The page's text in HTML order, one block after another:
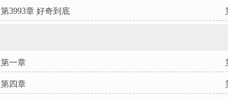
第3993章 好奇到底
第一章
第四章